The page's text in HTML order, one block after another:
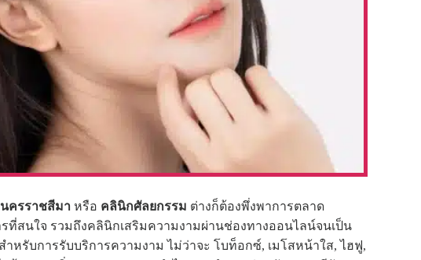
ครราชสีมา หรือ คลินิกศัลยกรรม ต่างก็ต้องพึ่งพาการตลาด
สนใจ รวมถึงคลินิกเสริมความงามผ่านช่องทางออนไลน์จนเป็น
หรับการรับบริการความงาม ไม่ว่าจะ โบท็อกซ์, เมโสหน้าใส, ไฮฟู,